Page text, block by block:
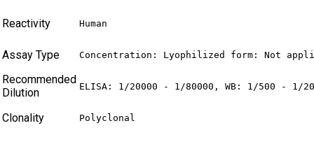
Reactivity Human
Assay Type Concentration: Lyophilized form: Not
Recommended
Dilution
ELISA: 1/20000 - 1/80000, WB: 1/500 -
Clonality Polyclonal